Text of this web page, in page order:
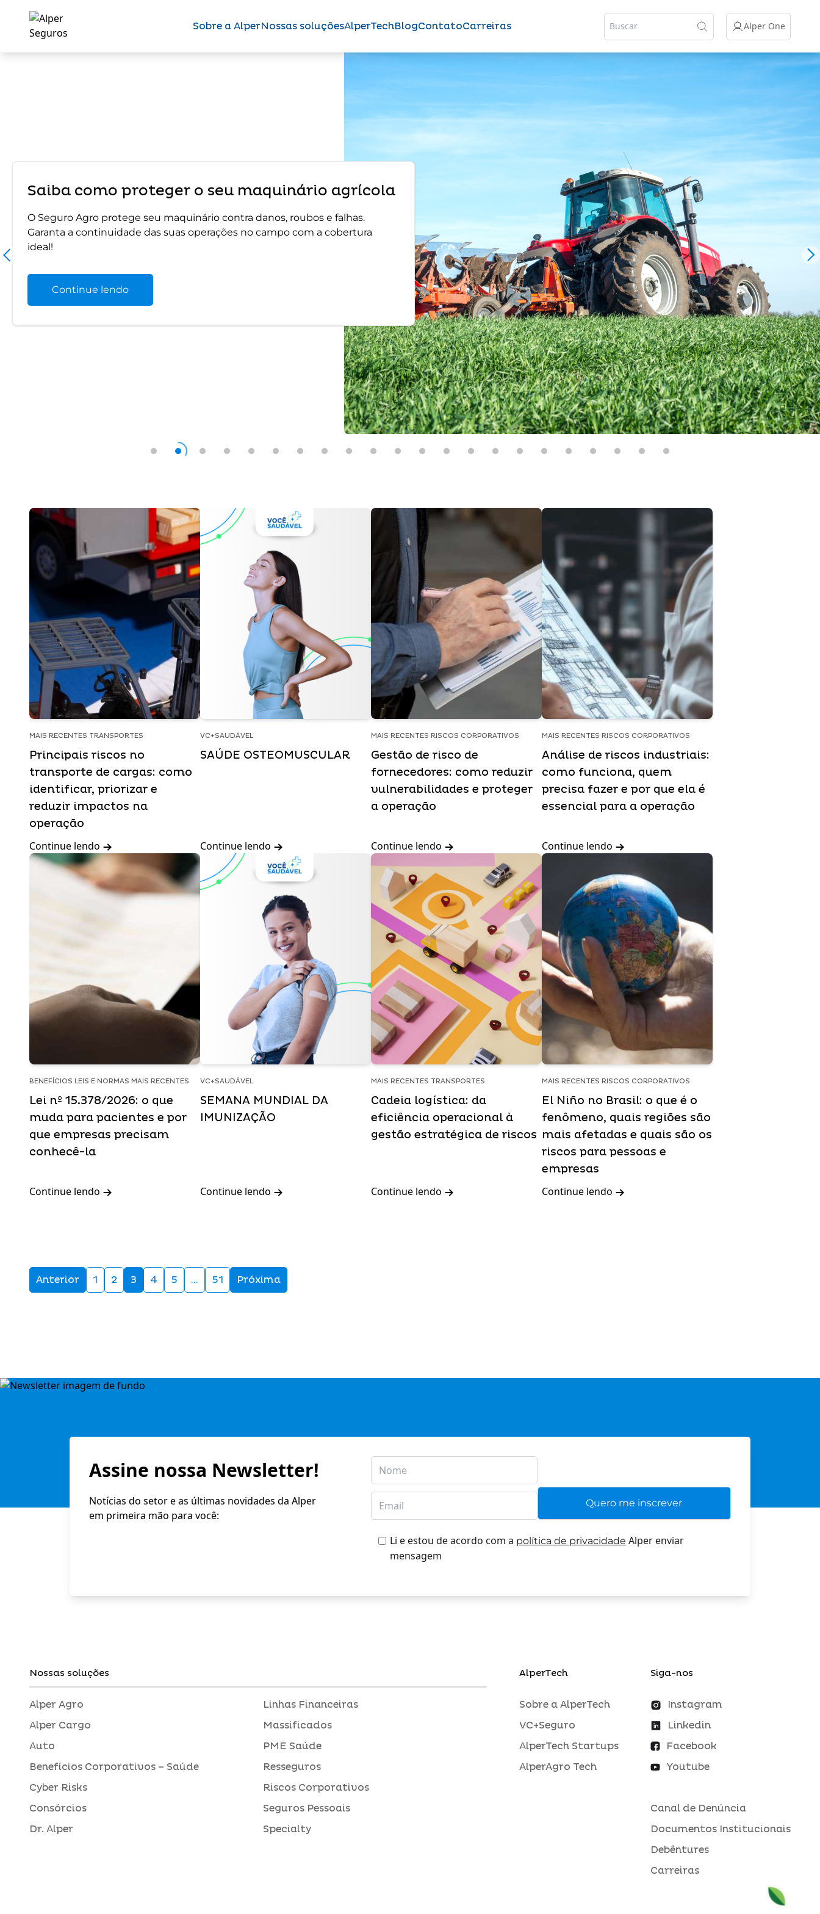
Sobre a AlperNossas soluçõesAlperTechBlogContatoCarreiras Alper One
Saiba como proteger o seu maquinário agrícola
O Seguro Agro protege seu maquinário contra danos, roubos e falhas.
Garanta a continuidade das suas operações no campo com a cobertura
ideal!
Continue lendo
MAIS RECENTES TRANSPORTES
Principais riscos no
transporte de cargas: como
identificar, priorizar e
reduzir impactos na
operação
Continue lendo
VC+SAUDÁVEL
SAÚDE OSTEOMUSCULAR
Continue lendo
MAIS RECENTES RISCOS CORPORATIVOS
Gestão de risco de
fornecedores: como reduzir
vulnerabilidades e proteger
a operação
Continue lendo
MAIS RECENTES RISCOS CORPORATIVOS
Análise de riscos industriais:
como funciona, quem
precisa fazer e por que ela é
essencial para a operação
Continue lendo
BENEFÍCIOS LEIS E NORMAS MAIS RECENTES
Lei nº 15.378/2026: o que
muda para pacientes e por
que empresas precisam
conhecê-la
Continue lendo
VC+SAUDÁVEL
SEMANA MUNDIAL DA
IMUNIZAÇÃO
Continue lendo
MAIS RECENTES TRANSPORTES
Cadeia logística: da
eficiência operacional à
gestão estratégica de riscos
Continue lendo
MAIS RECENTES RISCOS CORPORATIVOS
El Niño no Brasil: o que é o
fenômeno, quais regiões são
mais afetadas e quais são os
riscos para pessoas e
empresas
Continue lendo
Anterior 1 2 3 4 5 … 51 Próxima
Assine nossa Newsletter!
Notícias do setor e as últimas novidades da Alper
em primeira mão para você:
Li e estou de acordo com a política de privacidade Alper enviar
mensagem
Nossas soluções
Alper Agro
Alper Cargo
Auto
Benefícios Corporativos – Saúde
Cyber Risks
Consórcios
Dr. Alper
Linhas Financeiras
Massificados
PME Saúde
Resseguros
Riscos Corporativos
Seguros Pessoais
Specialty
AlperTech
Sobre a AlperTech
VC+Seguro
AlperTech Startups
AlperAgro Tech
Siga-nos
Instagram
Linkedin
Facebook
Youtube
Canal de Denúncia
Documentos Institucionais
Debêntures
Carreiras